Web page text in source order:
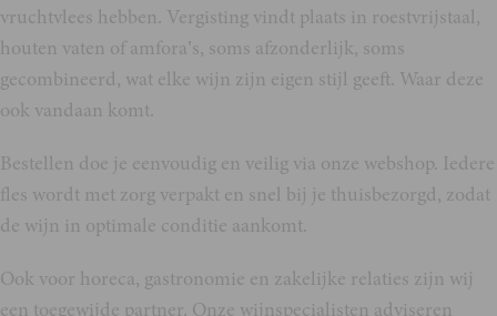
vruchtvlees hebben. Vergisting vindt plaats in roestvrijstaal,
houten vaten of amfora’s, soms afzonderlijk, soms
gecombineerd, wat elke wijn zijn eigen stijl geeft. Waar deze
ook vandaan komt.
Bestellen doe je eenvoudig en veilig via onze webshop. Iedere
fles wordt met zorg verpakt en snel bij je thuisbezorgd, zodat
de wijn in optimale conditie aankomt.
Ook voor horeca, gastronomie en zakelijke relaties zijn wij
een toegewijde partner. Onze wijnspecialisten adviseren